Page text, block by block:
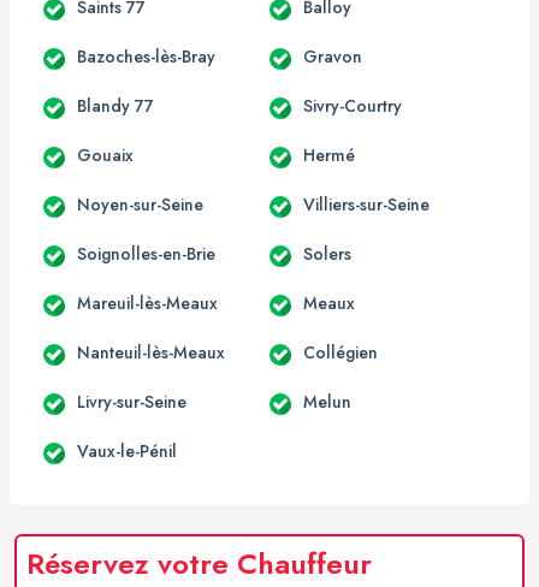
Saints 77 Balloy
Bazoches-lès-Bray Gravon
Blandy 77 Sivry-Courtry
Gouaix Hermé
Noyen-sur-Seine Villiers-sur-Seine
Soignolles-en-Brie Solers
Mareuil-lès-Meaux Meaux
Nanteuil-lès-Meaux Collégien
Livry-sur-Seine Melun
Vaux-le-Pénil
Réservez votre Chauffeur